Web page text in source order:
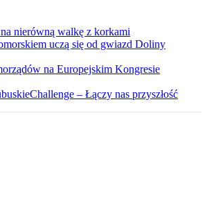
nierówną walkę z korkami
uczą się od gwiazd Doliny
na Europejskim Kongresie
– Łączy nas przyszłość